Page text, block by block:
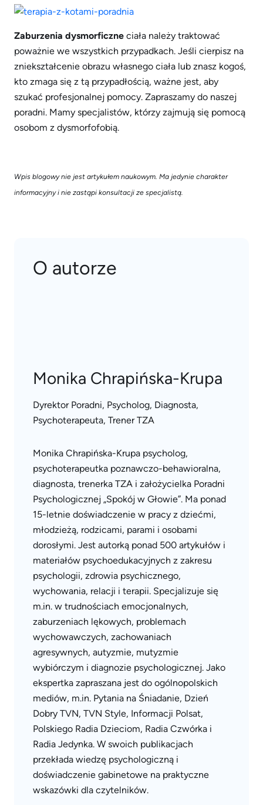
Zaburzenia dysmorficzne ciała należy traktować
poważnie we wszystkich przypadkach. Jeśli cierpisz na
zniekształcenie obrazu własnego ciała lub znasz kogoś,
kto zmaga się z tą przypadłością, ważne jest, aby
szukać profesjonalnej pomocy. Zapraszamy do naszej
poradni. Mamy specjalistów, którzy zajmują się pomocą
osobom z dysmorfofobią.
Wpis blogowy nie jest artykułem naukowym. Ma jedynie charakter
informacyjny i nie zastąpi konsultacji ze specjalistą.
O autorze
Monika Chrapińska-Krupa
Dyrektor Poradni, Psycholog, Diagnosta,
Psychoterapeuta, Trener TZA
Monika Chrapińska-Krupa psycholog,
psychoterapeutka poznawczo-behawioralna,
diagnosta, trenerka TZA i założycielka Poradni
Psychologicznej „Spokój w Głowie”. Ma ponad
15-letnie doświadczenie w pracy z dziećmi,
młodzieżą, rodzicami, parami i osobami
dorosłymi. Jest autorką ponad 500 artykułów i
materiałów psychoedukacyjnych z zakresu
psychologii, zdrowia psychicznego,
wychowania, relacji i terapii. Specjalizuje się
m.in. w trudnościach emocjonalnych,
zaburzeniach lękowych, problemach
wychowawczych, zachowaniach
agresywnych, autyzmie, mutyzmie
wybiórczym i diagnozie psychologicznej. Jako
ekspertka zapraszana jest do ogólnopolskich
mediów, m.in. Pytania na Śniadanie, Dzień
Dobry TVN, TVN Style, Informacji Polsat,
Polskiego Radia Dzieciom, Radia Czwórka i
Radia Jedynka. W swoich publikacjach
przekłada wiedzę psychologiczną i
doświadczenie gabinetowe na praktyczne
wskazówki dla czytelników.